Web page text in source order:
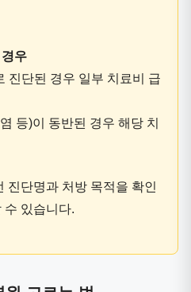
우
진단된 경우 일부 치료비 급
등)이 동반된 경우 해당 치
진단명과 처방 목적을 확인
수 있습니다.